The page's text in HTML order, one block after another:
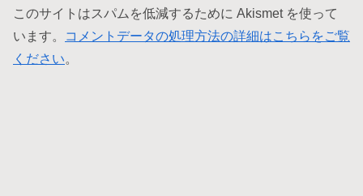
このサイトはスパムを低減するために Akismet を使って
います。
コメントデータの処理方法の詳細はこちらをご覧
ください。